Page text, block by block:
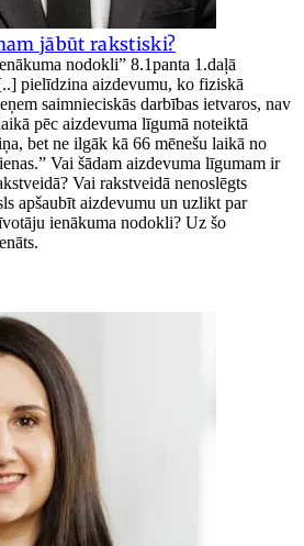
jābūt rakstiski?
nodokli” 8.1panta 1.daļā
pielīdzina aizdevumu, ko fiziskā
saimnieciskās darbības ietvaros, nav
pēc aizdevuma līgumā noteiktā
bet ne ilgāk kā 66 mēnešu laikā no
Vai šādam aizdevuma līgumam ir
Vai rakstveidā nenoslēgts
apšaubīt aizdevumu un uzlikt par
ienākuma nodokli? Uz šo